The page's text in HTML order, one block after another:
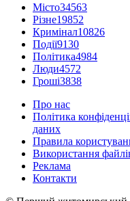
Місто34563
Різне19852
Кримінал10826
Події9130
Політика4984
Люди4572
Гроші3838
Про нас
Політика
даних
Правила
Використання
Реклама
Контакти